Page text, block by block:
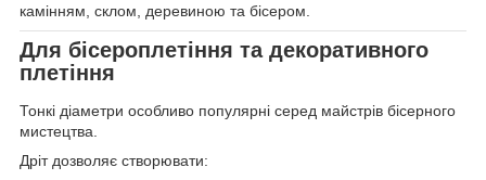
камінням, склом, деревиною та бісером.
Для бісероплетіння та декоративного
плетіння
Тонкі діаметри особливо популярні серед майстрів бісерного
мистецтва.
Дріт дозволяє створювати: